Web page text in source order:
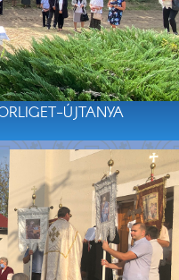
ÚJTANYA